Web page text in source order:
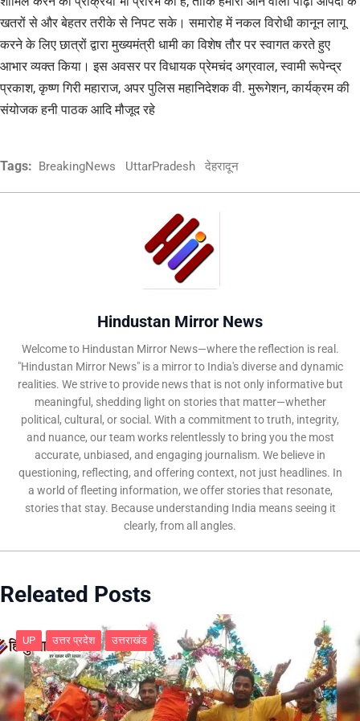
खतरों से और बेहतर तरीके से निपट सके। समारोह में नकल विरोधी कानून लागू
करने के लिए छात्रों द्वारा मुख्यमंत्री धामी का विशेष तौर पर स्वागत करते हुए
आभार व्यक्त किया। इस अवसर पर विधायक प्रेमचंद अग्रवाल, स्वामी रूपेन्द्र
प्रकाश, कृष्ण गिरी महाराज, अपर पुलिस महानिदेशक वी. मुरूगेशन, कार्यक्रम की
संयोजक हनी पाठक आदि मौजूद रहे
Tags: BreakingNews UttarPradesh देहरादून
Hindustan Mirror News
Welcome to Hindustan Mirror News—where the reflection is real.
"Hindustan Mirror News" is a mirror to India's diverse and dynamic
realities. We strive to provide news that is not only informative but
meaningful, shedding light on stories that matter—whether
political, cultural, or social. With a commitment to truth, integrity,
and nuance, our team works relentlessly to bring you the most
accurate, unbiased, and engaging journalism. We believe in
questioning, reflecting, and offering context, not just headlines. In
a world of fleeting information, we offer stories that resonate,
stories that stay. Because understanding India means seeing it
clearly, from all angles.
Releated Posts
UP उत्तर प्रदेश उत्तराखंड